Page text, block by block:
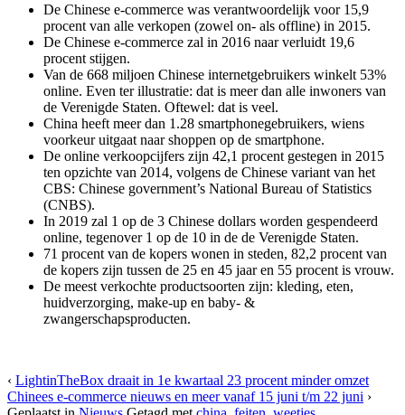
De Chinese e-commerce was verantwoordelijk voor 15,9
procent van alle verkopen (zowel on- als offline) in 2015.
De Chinese e-commerce zal in 2016 naar verluidt 19,6
procent stijgen.
Van de 668 miljoen Chinese internetgebruikers winkelt 53%
online. Even ter illustratie: dat is meer dan alle inwoners van
de Verenigde Staten. Oftewel: dat is veel.
China heeft meer dan 1.28 smartphonegebruikers, wiens
voorkeur uitgaat naar shoppen op de smartphone.
De online verkoopcijfers zijn 42,1 procent gestegen in 2015
ten opzichte van 2014, volgens de Chinese variant van het
CBS: Chinese government’s National Bureau of Statistics
(CNBS).
In 2019 zal 1 op de 3 Chinese dollars worden gespendeerd
online, tegenover 1 op de 10 in de de Verenigde Staten.
71 procent van de kopers wonen in steden, 82,2 procent van
de kopers zijn tussen de 25 en 45 jaar en 55 procent is vrouw.
De meest verkochte productsoorten zijn: kleding, eten,
huidverzorging, make-up en baby- &
zwangerschapsproducten.
‹ LightinTheBox draait in 1e kwartaal 23 procent minder omzet
Chinees e-commerce nieuws en meer vanaf 15 juni t/m 22 juni ›